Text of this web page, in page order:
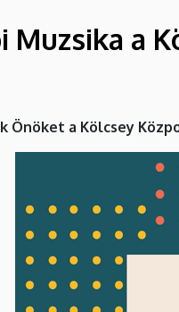
Muzsika a
a Kölcsey